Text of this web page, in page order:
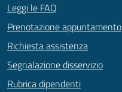
Leggi le FAQ
Prenotazione appuntamento
Richiesta assistenza
Segnalazione disservizio
Rubrica dipendenti